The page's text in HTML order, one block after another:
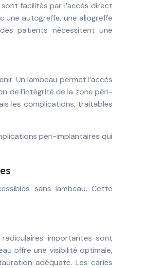
facilités par l’accès direct
une autogreffe, une allogreffe
patients nécessitent une
Un lambeau permet l’accès
de l’intégrité de la zone péri-
les complications, traitables
peri-implantaires qui
sans lambeau. Cette
importantes sont
offre une visibilité optimale,
adéquate. Les caries